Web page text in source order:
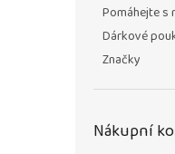
Pomáhejte s
Dárkové
Značky
Nákupní